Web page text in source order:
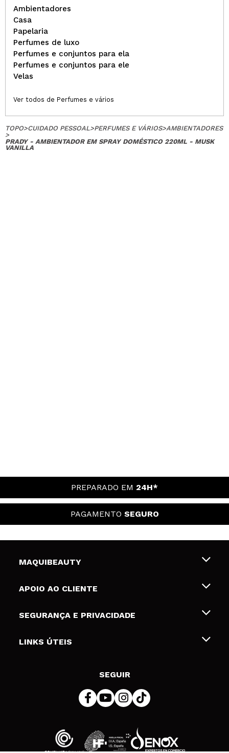
Ambientadores
Casa
Papelaria
Perfumes de luxo
Perfumes e conjuntos para ela
Perfumes e conjuntos para ele
Velas
Ver todos de Perfumes e vários
TOPO>CUIDADO PESSOAL>PERFUMES E VÁRIOS>AMBIENTADORES
>
PRADY - AMBIENTADOR EM SPRAY DOMÉSTICO 220ML - MUSK
VANILLA
PREPARADO EM 24H*
PAGAMENTO SEGURO
MAQUIBEAUTY
Sobre nós
Gift Cards
APOIO AO CLIENTE
Envios e Devoluções
Formas de pagamento
SEGURANÇA E PRIVACIDADE
Termos e Privacidade
LINKS ÚTEIS
SEGUIR